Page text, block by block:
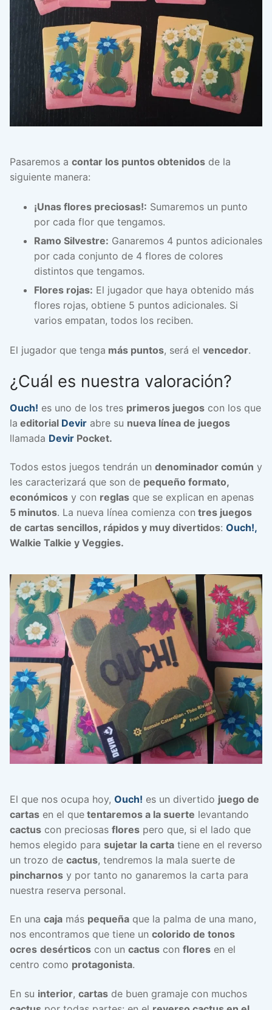
Pasaremos a contar los puntos obtenidos de la
siguiente manera:
¡Unas flores preciosas!: Sumaremos un punto
por cada flor que tengamos.
Ramo Silvestre: Ganaremos 4 puntos adicionales
por cada conjunto de 4 flores de colores
distintos que tengamos.
Flores rojas: El jugador que haya obtenido más
flores rojas, obtiene 5 puntos adicionales. Si
varios empatan, todos los reciben.
El jugador que tenga más puntos, será el vencedor.
¿Cuál es nuestra valoración?
Ouch! es uno de los tres primeros juegos con los que
la editorial Devir abre su nueva línea de juegos
llamada Devir Pocket.
Todos estos juegos tendrán un denominador común y
les caracterizará que son de pequeño formato,
económicos y con reglas que se explican en apenas
5 minutos. La nueva línea comienza con tres juegos
de cartas sencillos, rápidos y muy divertidos: Ouch!,
Walkie Talkie y Veggies.
El que nos ocupa hoy, Ouch! es un divertido juego de
cartas en el que tentaremos a la suerte levantando
cactus con preciosas flores pero que, si el lado que
hemos elegido para sujetar la carta tiene en el reverso
un trozo de cactus, tendremos la mala suerte de
pincharnos y por tanto no ganaremos la carta para
nuestra reserva personal.
En una caja más pequeña que la palma de una mano,
nos encontramos que tiene un colorido de tonos
ocres desérticos con un cactus con flores en el
centro como protagonista.
En su interior, cartas de buen gramaje con muchos